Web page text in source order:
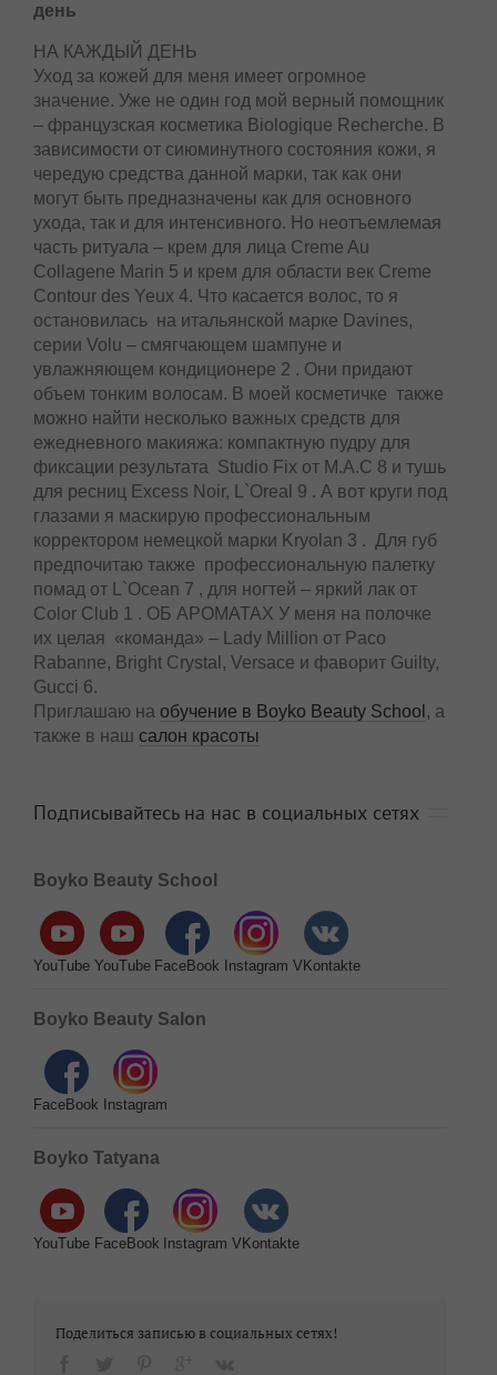
день
НА КАЖДЫЙ ДЕНЬ
Уход за кожей для меня имеет огромное
значение. Уже не один год мой верный помощник
– французская косметика Biologique Recherche. В
зависимости от сиюминутного состояния кожи, я
чередую средства данной марки, так как они
могут быть предназначены как для основного
ухода, так и для интенсивного. Но неотъемлемая
часть ритуала – крем для лица Creme Au
Collagene Marin 5 и крем для области век Creme
Contour des Yeux 4. Что касается волос, то я
остановилась на итальянской марке Davines,
серии Volu – смягчающем шампуне и
увлажняющем кондиционере 2 . Они придают
объем тонким волосам. В моей косметичке также
можно найти несколько важных средств для
ежедневного макияжа: компактную пудру для
фиксации результата Studio Fix от M.A.C 8 и тушь
для ресниц Excess Noir, L`Oreal 9 . А вот круги под
глазами я маскирую профессиональным
корректором немецкой марки Kryolan 3 . Для губ
предпочитаю также профессиональную палетку
помад от L`Ocean 7 , для ногтей – яркий лак от
Color Club 1 . ОБ АРОМАТАХ У меня на полочке
их целая «команда» – Lady Million от Paco
Rabanne, Bright Crystal, Versace и фаворит Guilty,
Gucci 6.
Приглашаю на обучение в Boyko Beauty School , а
также в наш салон красоты
Подписывайтесь на нас в социальных сетях
Boyko Beauty School
YouTube YouTube FaceBook Instagram VKontakte
Boyko Beauty Salon
FaceBook Instagram
Boyko Tatyana
YouTube FaceBook Instagram VKontakte
Поделиться записью в социальных сетях!